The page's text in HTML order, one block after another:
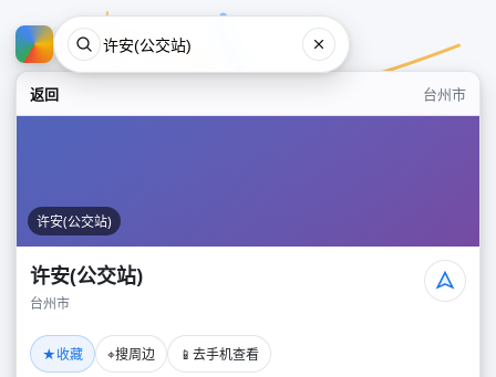
返回 台州市
许安(公交站)
许安(公交站)
台州市
★收藏 ⌖搜周边 📱 去手机查看